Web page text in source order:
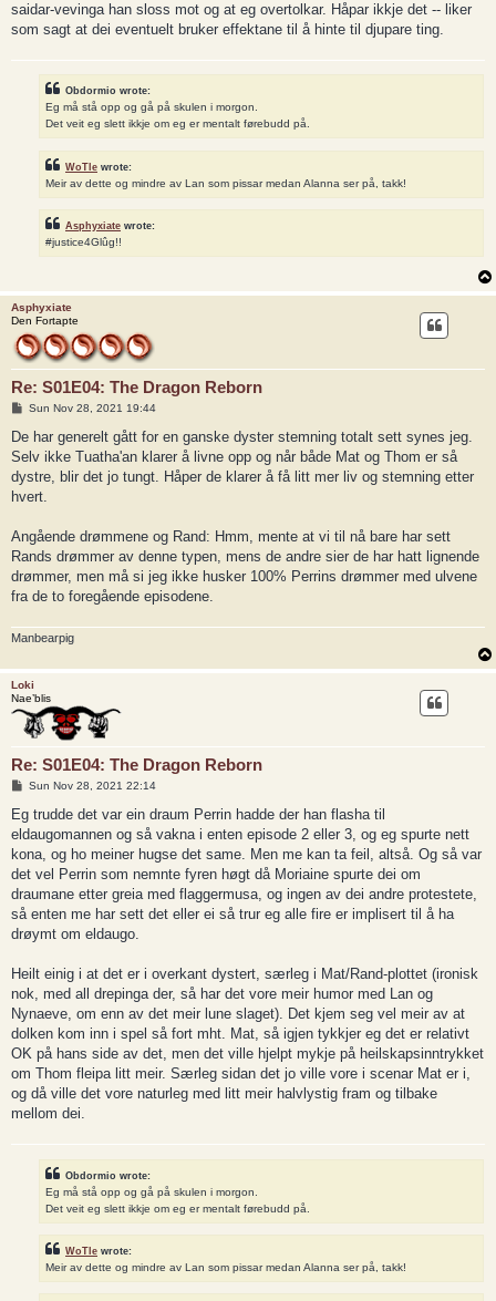
saidar-vevinga han sloss mot og at eg overtolkar. Håpar ikkje det -- liker
som sagt at dei eventuelt bruker effektane til å hinte til djupare ting.
Obdormio wrote:
Eg må stå opp og gå på skulen i morgon.
Det veit eg slett ikkje om eg er mentalt førebudd på.
WoTle wrote:
Meir av dette og mindre av Lan som pissar medan Alanna ser på, takk!
Asphyxiate wrote:
#justice4Glûg!!
Asphyxiate
Den Fortapte
Re: S01E04: The Dragon Reborn
P
s
Sun Nov 28, 2021 19:44
De har generelt gått for en ganske dyster stemning totalt sett synes jeg.
Selv ikke Tuatha'an klarer å livne opp og når både Mat og Thom er så
dystre, blir det jo tungt. Håper de klarer å få litt mer liv og stemning etter
hvert.
Angående drømmene og Rand: Hmm, mente at vi til nå bare har sett
Rands drømmer av denne typen, mens de andre sier de har hatt lignende
drømmer, men må si jeg ikke husker 100% Perrins drømmer med ulvene
fra de to foregående episodene.
Manbearpig
Loki
Nae’blis
Re: S01E04: The Dragon Reborn
P
s
t
Sun Nov 28, 2021 22:14
Eg trudde det var ein draum Perrin hadde der han flasha til
eldaugomannen og så vakna i enten episode 2 eller 3, og eg spurte nett
kona, og ho meiner hugse det same. Men me kan ta feil, altså. Og så var
det vel Perrin som nemnte fyren høgt då Moriaine spurte dei om
draumane etter greia med flaggermusa, og ingen av dei andre protestete,
så enten me har sett det eller ei så trur eg alle fire er implisert til å ha
drøymt om eldaugo.
Heilt einig i at det er i overkant dystert, særleg i Mat/Rand-plottet (ironisk
nok, med all drepinga der, så har det vore meir humor med Lan og
Nynaeve, om enn av det meir lune slaget). Det kjem seg vel meir av at
dolken kom inn i spel så fort mht. Mat, så igjen tykkjer eg det er relativt
OK på hans side av det, men det ville hjelpt mykje på heilskapsinntrykket
om Thom fleipa litt meir. Særleg sidan det jo ville vore i scenar Mat er i,
og då ville det vore naturleg med litt meir halvlystig fram og tilbake
mellom dei.
Obdormio wrote:
Eg må stå opp og gå på skulen i morgon.
Det veit eg slett ikkje om eg er mentalt førebudd på.
WoTle wrote:
Meir av dette og mindre av Lan som pissar medan Alanna ser på, takk!